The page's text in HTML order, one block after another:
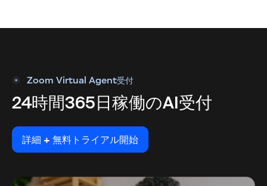
Zoom Virtual Agent受付
24時間365日稼働のAI受付
詳細 + 無料トライアル開始
詳細 + 無料トライアル開始